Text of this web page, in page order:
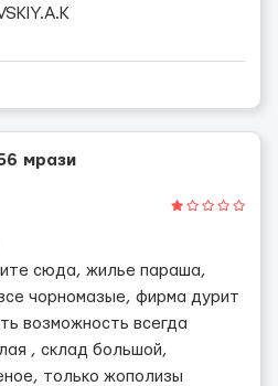
мрази
сюда, жилье параша,
чорномазые, фирма дурит
возможность всегда
, склад большой,
только жополизы